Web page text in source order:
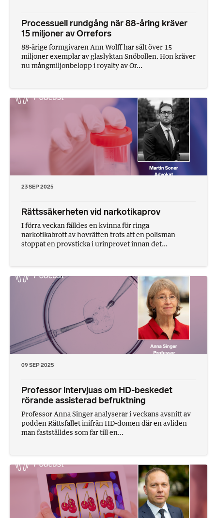
Processuell rundgång när 88-åring kräver
15 miljoner av Orrefors
88-årige formgivaren Ann Wolff har sålt över 15
miljoner exemplar av glaslyktan Snöbollen. Hon kräver
nu mångmiljonbelopp i royalty av Or...
23 SEP 2025
Rättssäkerheten vid narkotikaprov
I förra veckan fälldes en kvinna för ringa
narkotikabrott av hovrätten trots att en polisman
stoppat en provsticka i urinprovet innan det...
09 SEP 2025
Professor intervjuas om HD-beskedet
rörande assisterad befruktning
Professor Anna Singer analyserar i veckans avsnitt av
podden Rättsfallet inifrån HD-domen där en avliden
man fastställdes som far till en...